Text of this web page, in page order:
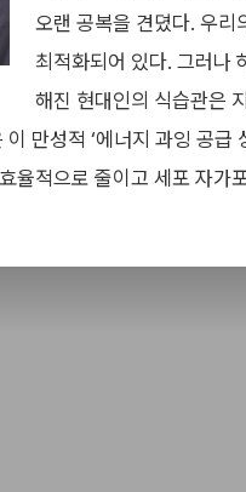
오랜 공복을 견뎠다. 우리
최적화되어 있다. 그러나
해진 현대인의 식습관은
만성적 ‘에너지 과잉 공급
율적으로 줄이고 세포 자